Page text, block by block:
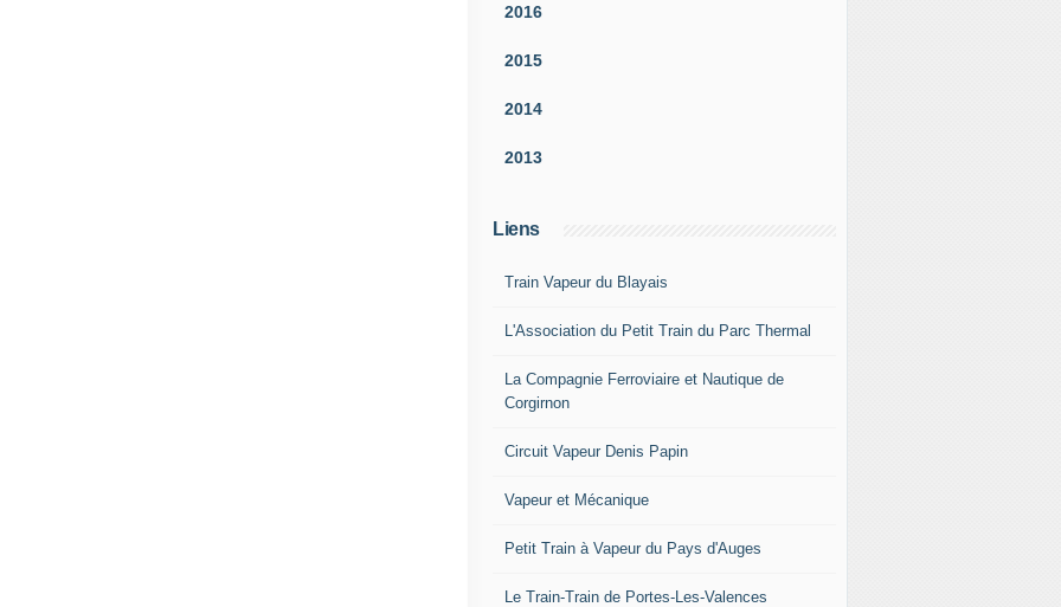
2016
2015
2014
2013
Liens
Train Vapeur du Blayais
L'Association du Petit Train du Parc Thermal
La Compagnie Ferroviaire et Nautique de
Corgirnon
Circuit Vapeur Denis Papin
Vapeur et Mécanique
Petit Train à Vapeur du Pays d'Auges
Le Train-Train de Portes-Les-Valences